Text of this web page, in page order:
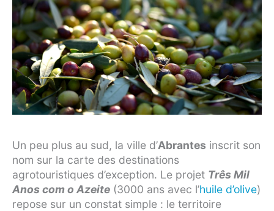
Un peu plus au sud, la ville d’Abrantes inscrit son
nom sur la carte des destinations
agrotouristiques d’exception. Le projet Três Mil
Anos com o Azeite (3000 ans avec l’huile d’olive)
repose sur un constat simple : le territoire